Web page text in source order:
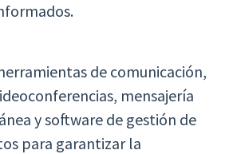
de comunicación,
mensajería
y software de gestión de
para garantizar la